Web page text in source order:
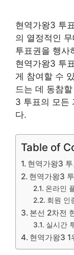
현역가왕3 투
의 열정적인
투표권을 행사
현역가왕3 투
게 참여할 수
드는 데 동참
3 투표의 모든
다.
Table of
현역가왕3
현역가왕3
온라인
회원 인
본선 2차전
실시간
현역가왕3 1